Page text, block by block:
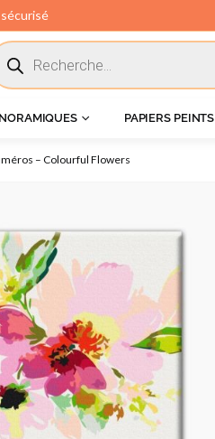
PAPIERS PEINTS
– Colourful Flowers